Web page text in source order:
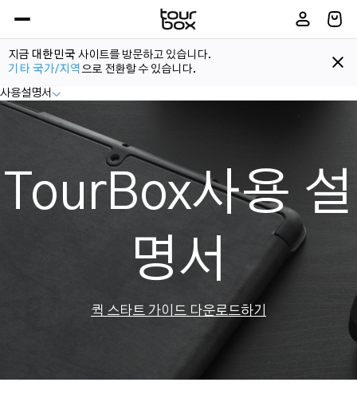
지금 대한민국 사이트를 방문하고 있습니다.
기타 국가/지역으로 전환할 수 있습니다.
사용설명서
TourBox사용 설
명서
퀵 스타트 가이드 다운로드하기